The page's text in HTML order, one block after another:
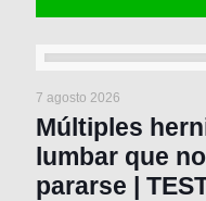
7 agosto 2026
Múltiples
lumbar que
pararse |